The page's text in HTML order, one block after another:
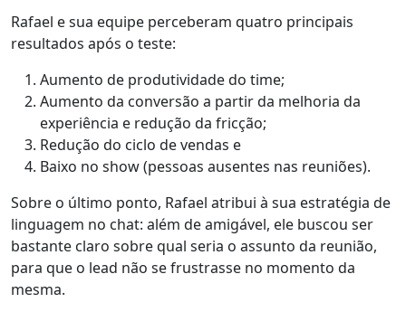
Rafael e sua equipe perceberam quatro principais
resultados após o teste:
Aumento de produtividade do time;
Aumento da conversão a partir da melhoria da
experiência e redução da fricção;
Redução do ciclo de vendas e
Baixo no show(pessoas ausentes nas reuniões).
Sobre o último ponto, Rafael atribui à sua estratégia de
linguagem no chat: além de amigável, ele buscou ser
bastante claro sobre qual seria o assunto da reunião,
para que o lead não se frustrasse no momento da
mesma.